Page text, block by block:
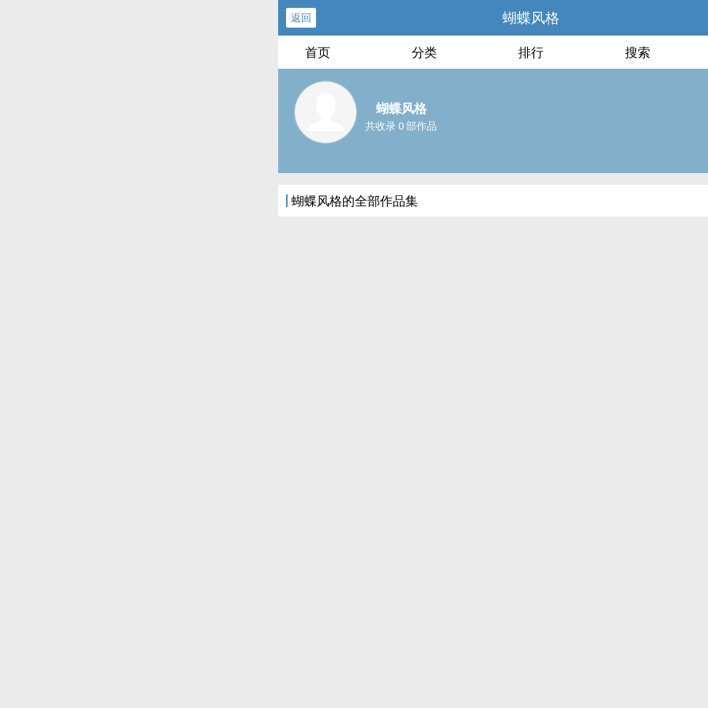
返回 蝴蝶风格
首页 分类 排行 搜索
蝴蝶风格
共收录 0 部作品
蝴蝶风格的全部作品集